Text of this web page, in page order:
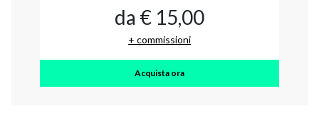
da € 15,00
+ commissioni
Acquista ora